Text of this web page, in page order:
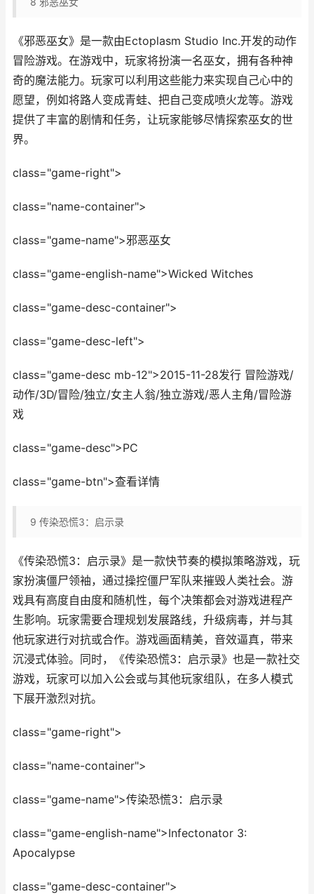
《邪恶巫女》是一款由Ectoplasm Studio Inc.开发的动作
冒险游戏。在游戏中，玩家将扮演一名巫女，拥有各种神
奇的魔法能力。玩家可以利用这些能力来实现自己心中的
愿望，例如将路人变成青蛙、把自己变成喷火龙等。游戏
提供了丰富的剧情和任务，让玩家能够尽情探索巫女的世
界。
class="game-right">
class="name-container">
class="game-name">邪恶巫女
class="game-english-name">Wicked Witches
class="game-desc-container">
class="game-desc-left">
class="game-desc mb-12">2015-11-28发行 冒险游戏/
动作/3D/冒险/独立/女主人翁/独立游戏/恶人主角/冒险游
戏
class="game-desc">PC
class="game-btn">查看详情
9 传染恐慌3：启示录
《传染恐慌3：启示录》是一款快节奏的模拟策略游戏，玩
家扮演僵尸领袖，通过操控僵尸军队来摧毁人类社会。游
戏具有高度自由度和随机性，每个决策都会对游戏进程产
生影响。玩家需要合理规划发展路线，升级病毒，并与其
他玩家进行对抗或合作。游戏画面精美，音效逼真，带来
沉浸式体验。同时，《传染恐慌3：启示录》也是一款社交
游戏，玩家可以加入公会或与其他玩家组队，在多人模式
下展开激烈对抗。
class="game-right">
class="name-container">
class="game-name">传染恐慌3：启示录
class="game-english-name">Infectonator 3:
Apocalypse
class="game-desc-container">